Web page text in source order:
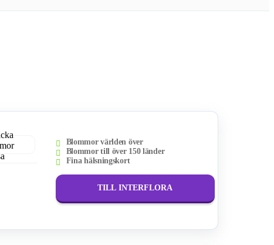
Blommor världen över
Blommor till över 150 länder
Fina hälsningskort
TILL INTERFLORA